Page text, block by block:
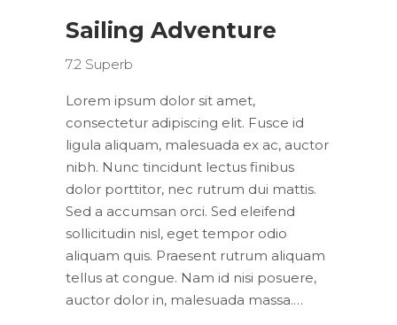
Sailing Adventure
7.2 Superb
Lorem ipsum dolor sit amet,
consectetur adipiscing elit. Fusce id
ligula aliquam, malesuada ex ac, auctor
nibh. Nunc tincidunt lectus finibus
dolor porttitor, nec rutrum dui mattis.
Sed a accumsan orci. Sed eleifend
sollicitudin nisl, eget tempor odio
aliquam quis. Praesent rutrum aliquam
tellus at congue. Nam id nisi posuere,
auctor dolor in, malesuada massa.…